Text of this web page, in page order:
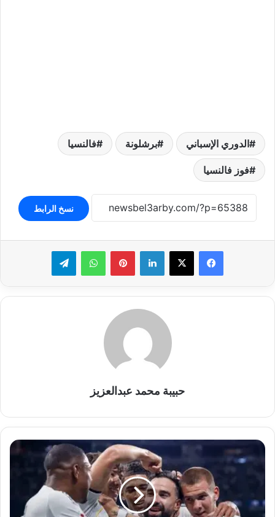
الدوري الإسباني برشلونة فالنسيا
فوز فالنسيا
نسخ الرابط
لينكدإن بينتيريستواتساب تيلقرام
حبيبة محمد عبدالعزيز
ريال
مدريد
في